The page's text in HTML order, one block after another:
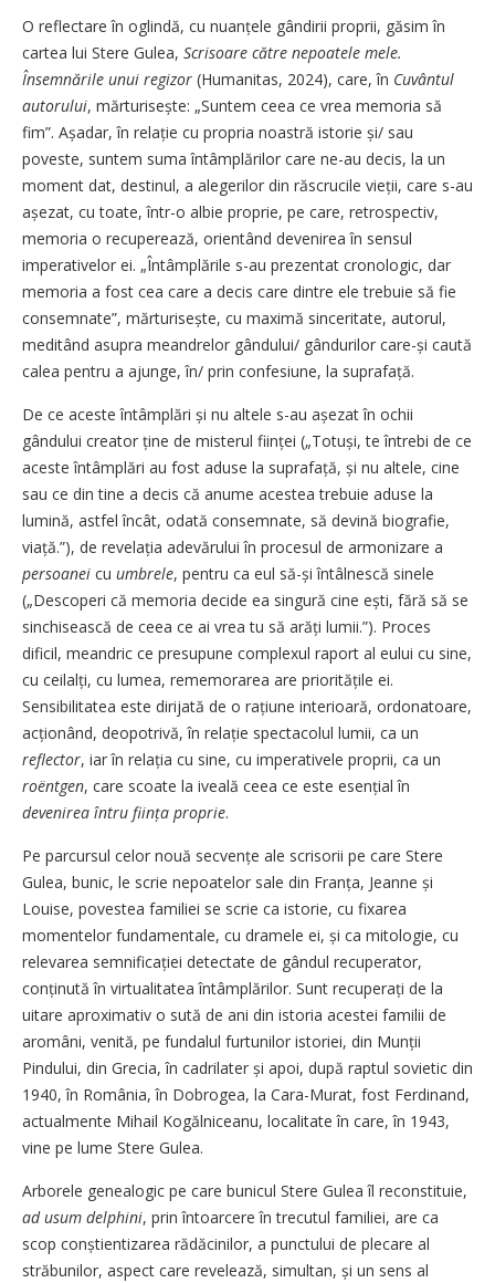
O reflectare în oglindă, cu nuanțele gândirii proprii, găsim în
cartea lui Stere Gulea, Scrisoare către nepoatele mele.
Însemnările unui regizor (Humanitas, 2024), care, în Cuvântul
autorului, mărturisește: „Suntem ceea ce vrea memoria să
fim”. Așadar, în relație cu propria noastră istorie și/ sau
poveste, suntem suma întâmplărilor care ne-au decis, la un
moment dat, destinul, a alegerilor din răscrucile vieții, care s-au
așezat, cu toate, într-o albie proprie, pe care, retrospectiv,
memoria o recuperează, orientând devenirea în sensul
imperativelor ei. „Întâmplările s-au prezentat cronologic, dar
memoria a fost cea care a decis care dintre ele trebuie să fie
consemnate”, mărturisește, cu maximă sinceritate, autorul,
meditând asupra meandrelor gândului/ gândurilor care-și caută
calea pentru a ajunge, în/ prin confesiune, la suprafață.
De ce aceste întâmplări și nu altele s-au așezat în ochii
gândului creator ține de misterul ființei („Totuși, te întrebi de ce
aceste întâmplări au fost aduse la suprafață, și nu altele, cine
sau ce din tine a decis că anume acestea trebuie aduse la
lumină, astfel încât, odată consemnate, să devină biografie,
viață.”), de revelația adevărului în procesul de armonizare a
persoanei cu umbrele, pentru ca eul să-și întâlnescă sinele
(„Descoperi că memoria decide ea singură cine ești, fără să se
sinchisească de ceea ce ai vrea tu să arăți lumii.”). Proces
dificil, meandric ce presupune complexul raport al eului cu sine,
cu ceilalți, cu lumea, rememorarea are prioritățile ei.
Sensibilitatea este dirijată de o rațiune interioară, ordonatoare,
acționând, deopotrivă, în relație spectacolul lumii, ca un
reflector, iar în relația cu sine, cu imperativele proprii, ca un
roëntgen, care scoate la iveală ceea ce este esențial în
devenirea întru ființa proprie.
Pe parcursul celor nouă secvențe ale scrisorii pe care Stere
Gulea, bunic, le scrie nepoatelor sale din Franța, Jeanne și
Louise, povestea familiei se scrie ca istorie, cu fixarea
momentelor fundamentale, cu dramele ei, și ca mitologie, cu
relevarea semnificației detectate de gândul recuperator,
conținută în virtualitatea întâmplărilor. Sunt recu­perați de la
uitare aproximativ o sută de ani din istoria acestei familii de
aromâni, venită, pe fundalul furtunilor istoriei, din Munții
Pindului, din Grecia, în cadrilater și apoi, după raptul sovietic din
1940, în România, în Dobrogea, la Cara-Murat, fost Ferdinand,
actualmente Mihail Kogălni­ceanu, localitate în care, în 1943,
vine pe lume Stere Gulea.
Arborele genealogic pe care bunicul Stere Gulea îl reconstituie,
ad usum delphini, prin întoarcere în trecutul familiei, are ca
scop conștientizarea rădăcinilor, a punctului de plecare al
străbunilor, aspect care revelează, simultan, și un sens al